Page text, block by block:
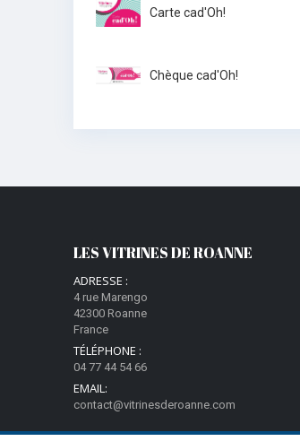
Carte cad'Oh!
Chèque cad'Oh!
LES VITRINES DE ROANNE
ADRESSE :
4 rue Marengo
42300 Roanne
France
TÉLÉPHONE :
04 77 44 54 66
EMAIL:
contact@vitrinesderoanne.com